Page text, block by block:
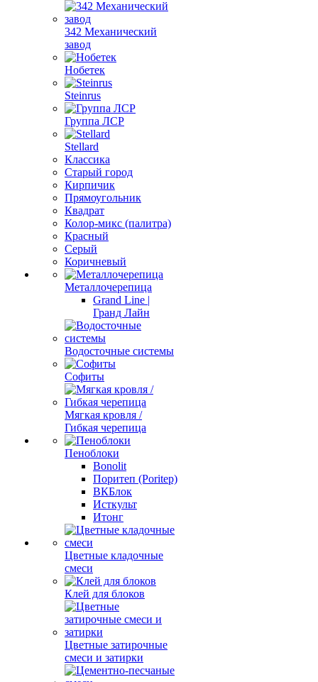
342 Механический
завод
Нобетек
Steinrus
Группа ЛСР
Stellard
Классика
Старый город
Кирпичик
Прямоугольник
Квадрат
Колор-микс (палитра)
Красный
Серый
Коричневый
Металлочерепица
Grand Line |
Гранд Лайн
Водосточные системы
Софиты
Мягкая кровля /
Гибкая черепица
Пеноблоки
Bonolit
Поритеп (Poritep)
ВКБлок
Исткульт
Итонг
Цветные кладочные
смеси
Клей для блоков
Цветные затирочные
смеси и затирки